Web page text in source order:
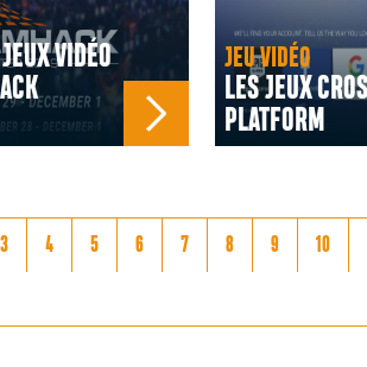
VIDÉO
JEU VIDÉO
LES JEUX
PLATFORM
3 4 5 6 7 8 9 10